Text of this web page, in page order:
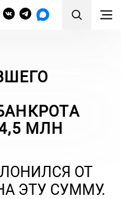
МЛН
ОТ
ЭТУ СУММУ.